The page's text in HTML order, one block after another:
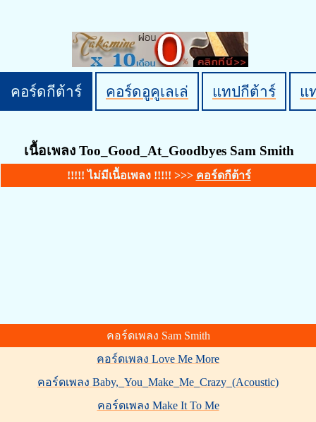
คอร์ดกีต้าร์ คอร์ดอูคูเลเล่ แทปกีต้าร์ แ
เนื้อเพลง Too_Good_At_Goodbyes Sam Smith
!!!!! ไม่มีเนื้อเพลง !!!!! >>> คอร์ดกีต้าร์
คอร์ดเพลง Sam Smith
คอร์ดเพลง Love Me More
คอร์ดเพลง Baby,_You_Make_Me_Crazy_(Acoustic)
คอร์ดเพลง Make It To Me